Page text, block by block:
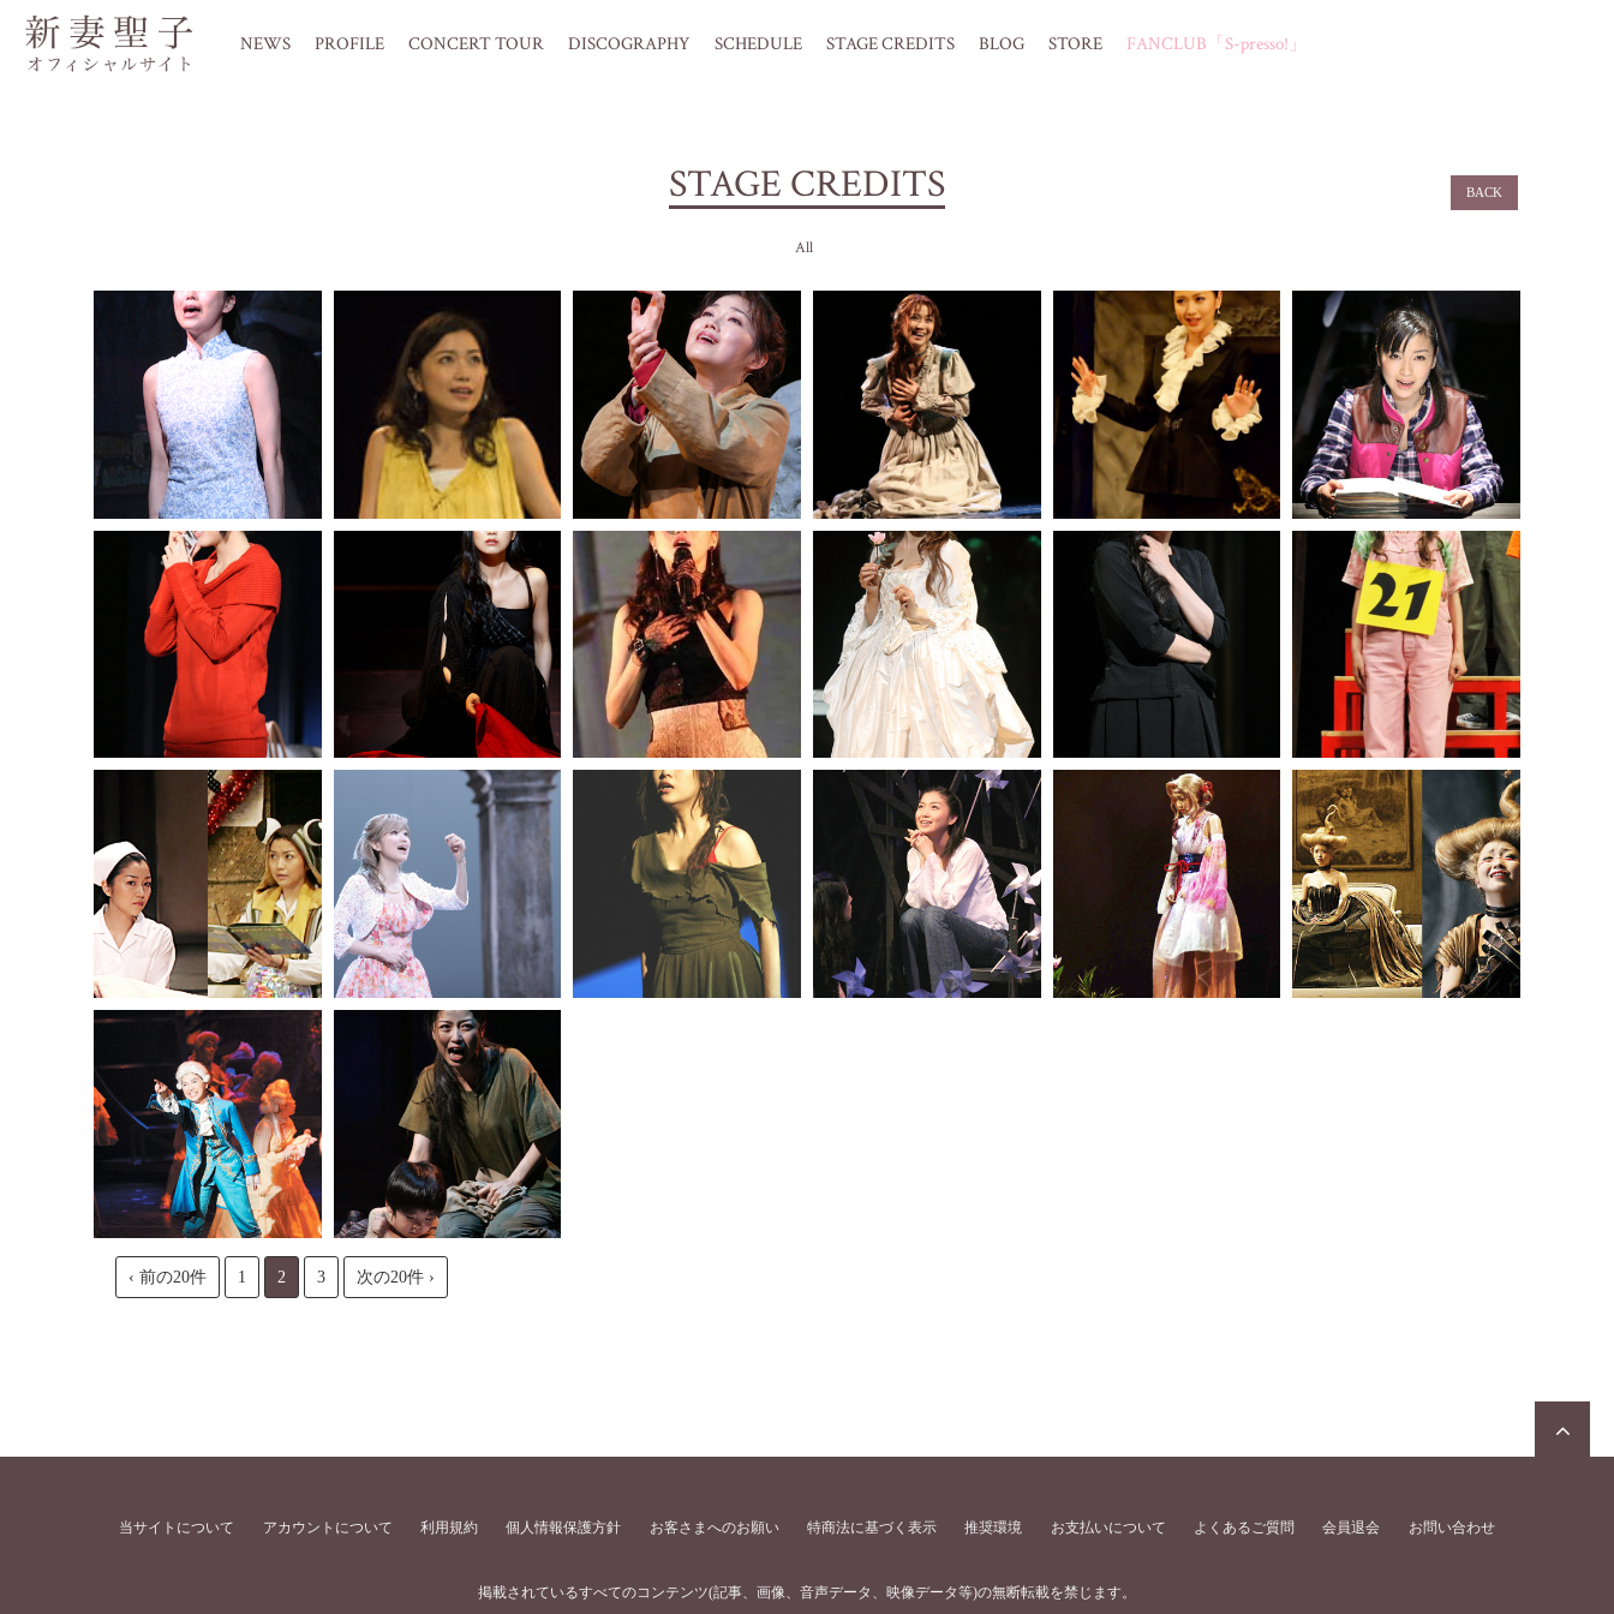
NEWS PROFILE CONCERT TOUR DISCOGRAPHY SCHEDULE STAGE CREDITS BLOG STORE FANCLUB「S-presso!」
STAGE CREDITS BACK
All
‹ 前の20件 1 2 3 次の20件 ›
当サイトについて アカウントについて 利用規約 個人情報保護方針 お客さまへのお願い 特商法に基づく表示 推奨環境 お支払いについて よくあるご質問 会員退会 お問い合わせ
掲載されているすべてのコンテンツ(記事、画像、音声データ、映像データ等)の無断転載を禁じます。